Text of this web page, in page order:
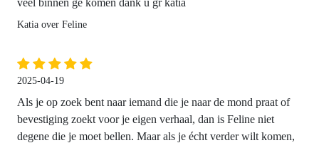
veel binnen ge komen dank u gr katia
Katia over Feline
2025-04-19
Als je op zoek bent naar iemand die je naar de mond praat of
bevestiging zoekt voor je eigen verhaal, dan is Feline niet
degene die je moet bellen. Maar als je écht verder wilt komen,